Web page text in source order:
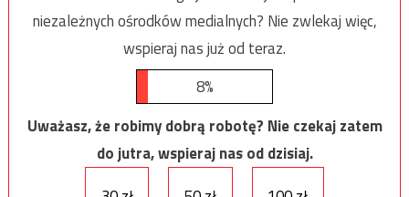
niezależnych ośrodków medialnych? Nie zwlekaj więc,
wspieraj nas już od teraz.
8%
Uważasz, że robimy dobrą robotę? Nie czekaj zatem
do jutra, wspieraj nas od dzisiaj.